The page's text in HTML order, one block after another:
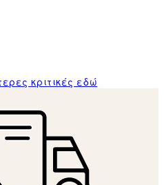
κριτικές εδώ